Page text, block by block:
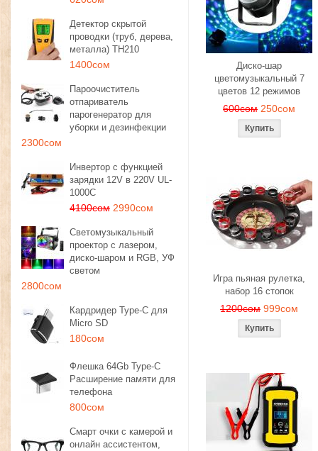
Детектор скрытой
проводки (труб, дерева,
металла) TH210
1400сом
Пароочиститель
отпариватель
парогенератор для
уборки и дезинфекции
2300сом
Инвертор с функцией
зарядки 12V в 220V UL-
1000C
4100сом 2990сом
Светомузыкальный
проектор с лазером,
диско-шаром и RGB, УФ
светом
2800сом
Кардридер Type-C для
Micro SD
180сом
Флешка 64Gb Type-C
Расширение памяти для
телефона
800сом
Смарт очки с камерой и
онлайн ассистентом,
Диско-шар
цветомузыкальный 7
цветов 12 режимов
600сом 250сом
Игра пьяная рулетка,
набор 16 стопок
1200сом 999сом